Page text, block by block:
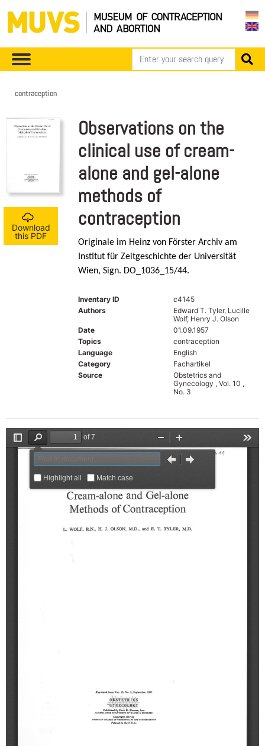
contraception
Download
this PDF
Observations on the
clinical use of cream-
alone and gel-alone
methods of
contraception
Originale im Heinz von Förster Archiv am
Institut für Zeitgeschichte der Universität
Wien, Sign. DO_1036_15/44.
Inventary ID
c4145
Authors
Edward T. Tyler, Lucille
Wolf, Henry J. Olson
Date
01.09.1957
Topics
contraception
Language
English
Category
Fachartikel
Source
Obstetrics and
Gynecology , Vol. 10 ,
No. 3